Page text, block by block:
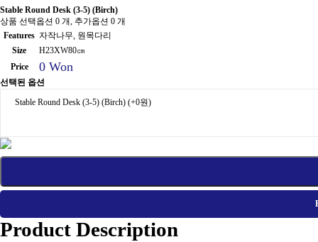
Stable Round Desk (3-5) (Birch)
상품 선택옵션 0 개, 추가옵션 0 개
Features 자작나무, 원목다리
Size
H23XW80㎝
Price
0 Won
선택된 옵션
Stable Round Desk (3-5) (Birch) (+0원)
Product Description